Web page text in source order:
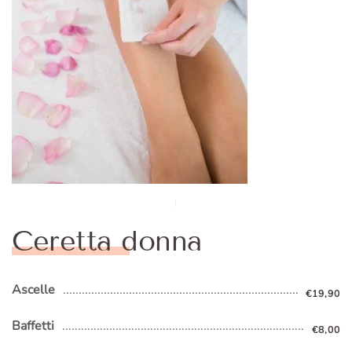
Ceretta donna
Ascelle €19,90
Baffetti €8,00